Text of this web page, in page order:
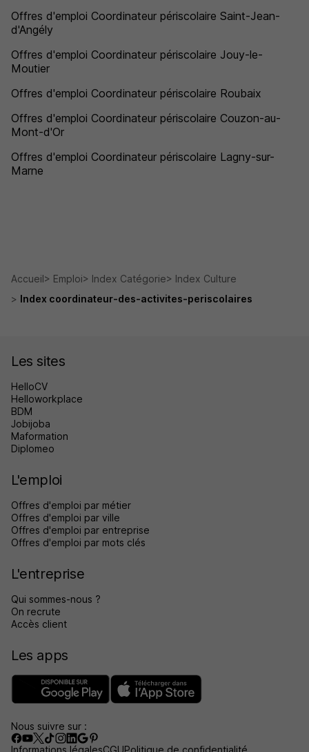
Offres d'emploi Coordinateur périscolaire Saint-Jean-
d'Angély
Offres d'emploi Coordinateur périscolaire Jouy-le-
Moutier
Offres d'emploi Coordinateur périscolaire Roubaix
Offres d'emploi Coordinateur périscolaire Couzon-au-
Mont-d'Or
Offres d'emploi Coordinateur périscolaire Lagny-sur-
Marne
Accueil Emploi Index Catégorie
Index Culture
Index coordinateur-des-activites-periscolaires
Les sites
HelloCV
Helloworkplace
BDM
Jobijoba
Maformation
Diplomeo
L'emploi
Offres d'emploi par métier
Offres d'emploi par ville
Offres d'emploi par entreprise
Offres d'emploi par mots clés
L'entreprise
Qui sommes-nous ?
On recrute
Accès client
Les apps
Nous suivre sur :
Informations légalesCGUPolitique de confidentialité